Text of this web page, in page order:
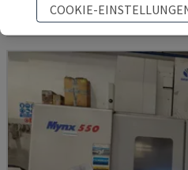
COOKIE-